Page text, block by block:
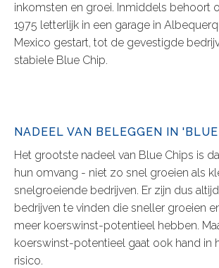
inkomsten en groei. Inmiddels behoort
1975 letterlijk in een garage in
Mexico gestart, tot de gevestigde
stabiele Blue Chip.
NADEEL VAN BELEGGEN IN
Het grootste nadeel van Blue Chips is
hun omvang - niet zo snel groeien als
snelgroeiende bedrijven. Er zijn dus
bedrijven te vinden die sneller groeien
meer koerswinst-potentieel hebben.
koerswinst-potentieel gaat ook hand in
risico.